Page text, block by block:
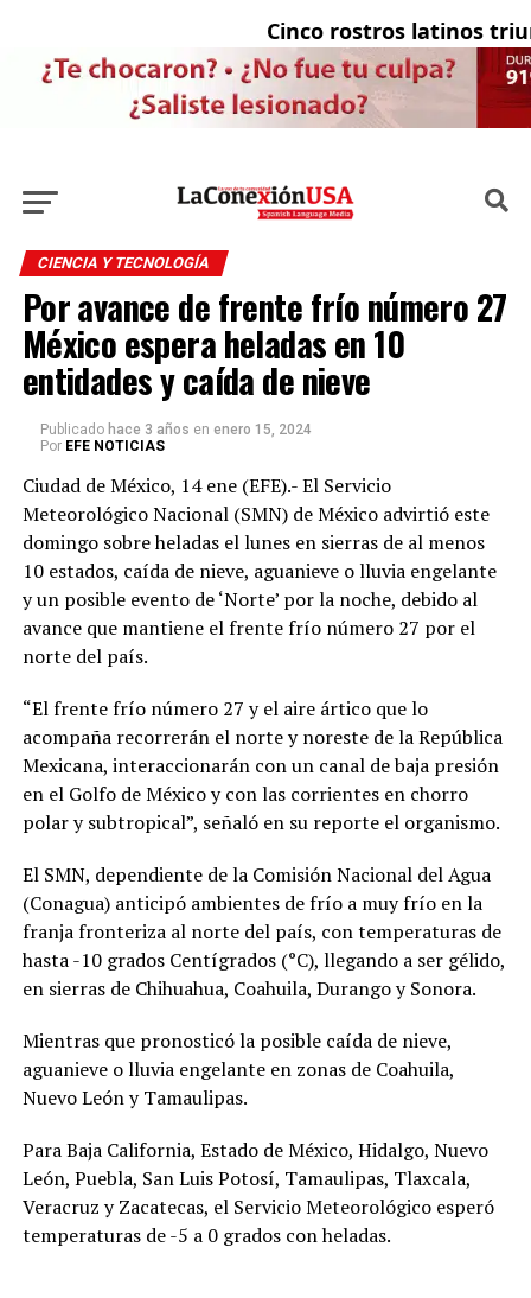
Cinco rostros latinos
CIENCIA Y TECNOLOGÍA
Por avance de frente frío número 27
México espera heladas en 10
entidades y caída de nieve
Publicado hace 3 años en enero 15, 2024
Por EFE NOTICIAS
Ciudad de México, 14 ene (EFE).- El Servicio
Meteorológico Nacional (SMN) de México advirtió este
domingo sobre heladas el lunes en sierras de al menos
10 estados, caída de nieve, aguanieve o lluvia engelante
y un posible evento de ‘Norte’ por la noche, debido al
avance que mantiene el frente frío número 27 por el
norte del país.
“El frente frío número 27 y el aire ártico que lo
acompaña recorrerán el norte y noreste de la República
Mexicana, interaccionarán con un canal de baja presión
en el Golfo de México y con las corrientes en chorro
polar y subtropical”, señaló en su reporte el organismo.
El SMN, dependiente de la Comisión Nacional del Agua
(Conagua) anticipó ambientes de frío a muy frío en la
franja fronteriza al norte del país, con temperaturas de
hasta -10 grados Centígrados (°C), llegando a ser gélido,
en sierras de Chihuahua, Coahuila, Durango y Sonora.
Mientras que pronosticó la posible caída de nieve,
aguanieve o lluvia engelante en zonas de Coahuila,
Nuevo León y Tamaulipas.
Para Baja California, Estado de México, Hidalgo, Nuevo
León, Puebla, San Luis Potosí, Tamaulipas, Tlaxcala,
Veracruz y Zacatecas, el Servicio Meteorológico esperó
temperaturas de -5 a 0 grados con heladas.